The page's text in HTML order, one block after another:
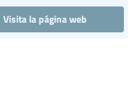
Visita la página web